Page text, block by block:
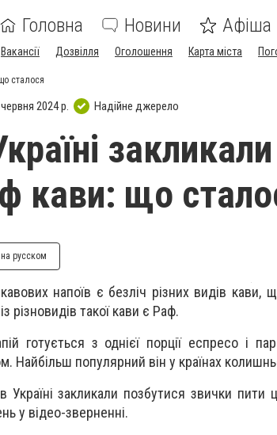
Головна Новини Афіша
Вакансії Дозвілля Оголошення Карта міста
сталося
2024 р. Надійне джерело
кави: що
на русском
напоїв є безліч різних видів
різновидів такої кави є Раф.
готується з однієї порції еспресо і
Найбільш популярний він у країнах
Україні закликали позбутися звички пити
у відео-зверненні.